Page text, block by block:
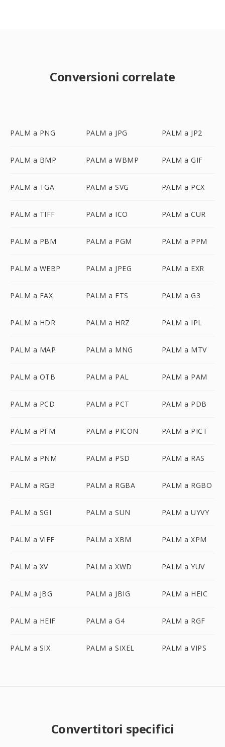
Conversioni correlate
PALM a PNG PALM a JPG PALM a JP2
PALM a BMP PALM a WBMP PALM a GIF
PALM a TGA PALM a SVG PALM a PCX
PALM a TIFF PALM a ICO PALM a CUR
PALM a PBM PALM a PGM PALM a PPM
PALM a WEBP PALM a JPEG PALM a EXR
PALM a FAX PALM a FTS PALM a G3
PALM a HDR PALM a HRZ PALM a IPL
PALM a MAP PALM a MNG PALM a MTV
PALM a OTB PALM a PAL PALM a PAM
PALM a PCD PALM a PCT PALM a PDB
PALM a PFM PALM a PICON PALM a PICT
PALM a PNM PALM a PSD PALM a RAS
PALM a RGB PALM a RGBA PALM a RGBO
PALM a SGI PALM a SUN PALM a UYVY
PALM a VIFF PALM a XBM PALM a XPM
PALM a XV PALM a XWD PALM a YUV
PALM a JBG PALM a JBIG PALM a HEIC
PALM a HEIF PALM a G4 PALM a RGF
PALM a SIX PALM a SIXEL PALM a VIPS
Convertitori specifici